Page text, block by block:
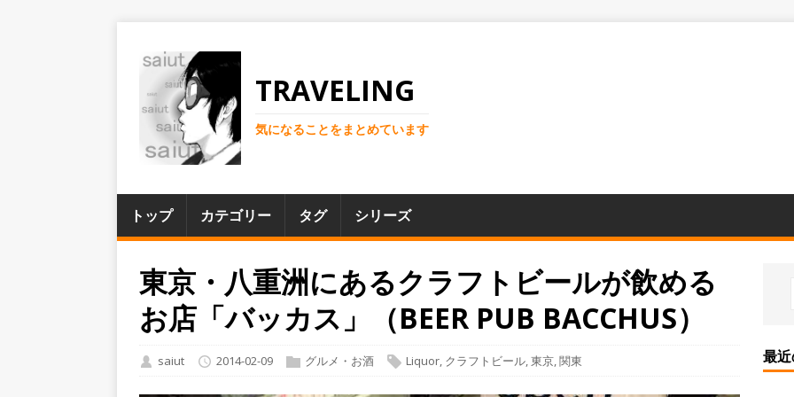
TRAVELING
気になることをまとめています
トップ カテゴリー タグ シリーズ
東京・八重洲にあるクラフトビールが飲める
お店「バッカス」（BEER PUB BACCHUS）
saiut 2014-02-09 グルメ・お酒 Liquor, クラフトビール,東京,関東 最